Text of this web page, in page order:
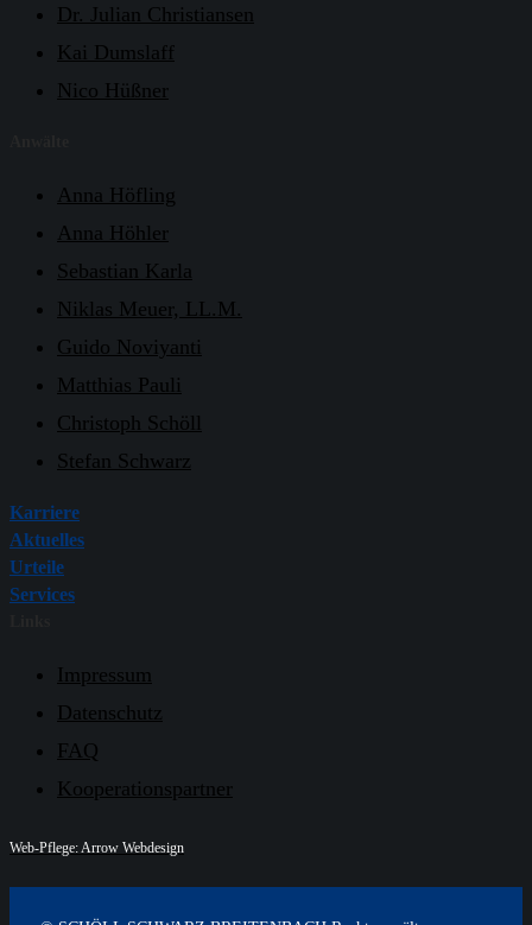
Dr. Julian Christiansen
Kai Dumslaff
Nico Hüßner
Anna Höfling
Anna Höhler
Sebastian Karla
Niklas Meuer, LL.M.
Guido Noviyanti
Matthias Pauli
Christoph Schöll
Stefan Schwarz
Karriere
Aktuelles
Urteile
Services
Impressum
Datenschutz
FAQ
Kooperationspartner
Web-Pflege: Arrow Webdesign